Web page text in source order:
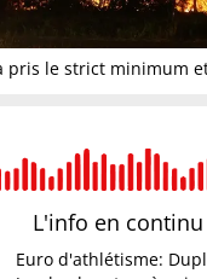
pris le strict minimum
L'info en continu
Euro d'athlétisme: